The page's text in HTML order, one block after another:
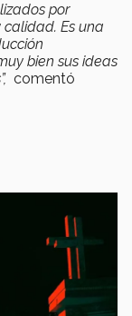
por
calidad. Es una
bien sus ideas
comentó